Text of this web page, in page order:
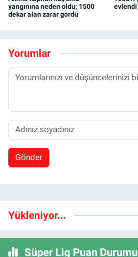
yangınına neden oldu; 1500
dekar alan zarar gördü
evlendi
Yorumlar
Gönder
Yükleniyor...
Süper Lig Puan Durumu